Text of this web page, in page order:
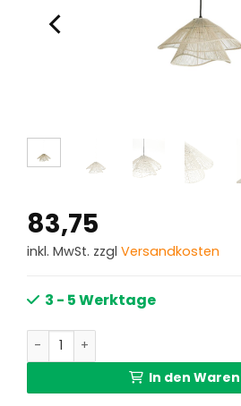
83,75
inkl. MwSt. zzgl Versandkosten
3 - 5 Werktage
Wellenförmige Rattan-
In den